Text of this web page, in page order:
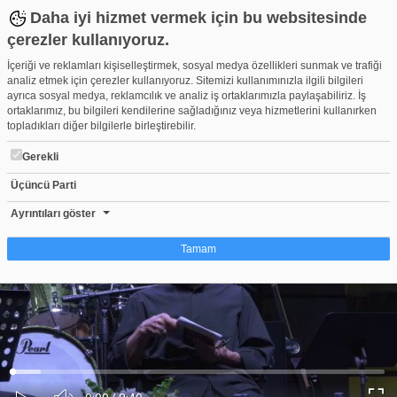
Daha iyi hizmet vermek için bu websitesinde
çerezler kullanıyoruz.
İçeriği ve reklamları kişiselleştirmek, sosyal medya özellikleri sunmak ve trafiği
analiz etmek için çerezler kullanıyoruz. Sitemizi kullanımınızla ilgili bilgileri
ayrıca sosyal medya, reklamcılık ve analiz iş ortaklarımızla paylaşabiliriz. İş
ortaklarımız, bu bilgileri kendilerine sağladığınız veya hizmetlerini kullanırken
topladıkları diğer bilgilerle birleştirebilir.
Gerekli
Üçüncü Parti
Ayrıntıları göster
Tamam
Çerez nedir?
Çerezler, web-sitelerinin, kullanıcıların deneyimlerini daha verimli hale getirmek
amacıyla kullandığı küçük metin dosyalarıdır. Yasalara göre, bu sitenin
işletilmesi için kesinlikle gerekli olan çerezleri cihazınıza yerleştirebiliyoruz.
Diğer çerez türleri için sizden izin almamız gerekiyor. Bu site farklı çerez türleri
kullanmaktadır. Bazı çerezler, sayfalarımızda yer alan üçüncü şahıs hizmetleri
tarafından yerleştirilir. İzniniz şu alanlar için geçerlidir: web.tv
Ses
Yüklendi:
Yükleniyor:
Barışın sesi Bursa Nilüfer’den yükseldi